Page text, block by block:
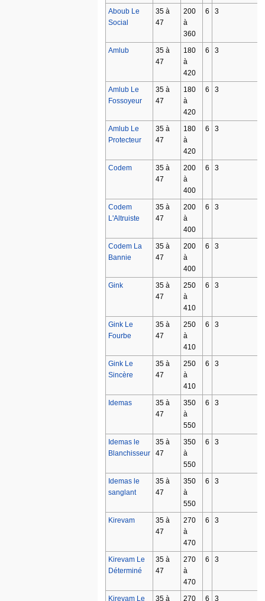
Aboub Le
Social
35 à
47
200
à
360
6 3
Amlub
35 à
47
180
à
420
6 3
Amlub Le
Fossoyeur
35 à
47
180
à
420
6 3
Amlub Le
Protecteur
35 à
47
180
à
420
6 3
Codem
35 à
47
200
à
400
6 3
Codem
L'Altruiste
35 à
47
200
à
400
6 3
Codem La
Bannie
35 à
47
200
à
400
6 3
Gink
35 à
47
250
à
410
6 3
Gink Le
Fourbe
35 à
47
250
à
410
6 3
Gink Le
Sincère
35 à
47
250
à
410
6 3
Idemas
35 à
47
350
à
550
6 3
Idemas le
Blanchisseur
35 à
47
350
à
550
6 3
Idemas le
sanglant
35 à
47
350
à
550
6 3
Kirevam
35 à
47
270
à
470
6 3
Kirevam Le
Déterminé
35 à
47
270
à
470
6 3
Kirevam Le 35 à 270 6 3